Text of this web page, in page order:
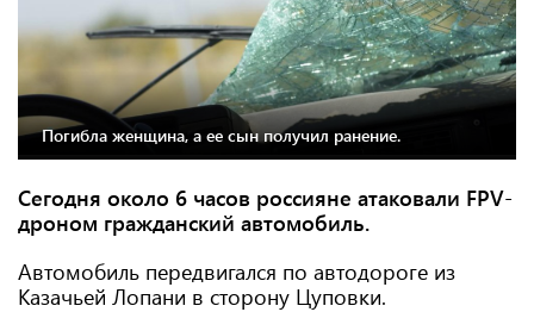
Погибла женщина, а ее сын получил ранение.
Сегодня около 6 часов россияне атаковали FPV-
дроном гражданский автомобиль.
Автомобиль передвигался по автодороге из
Казачьей Лопани в сторону Цуповки.